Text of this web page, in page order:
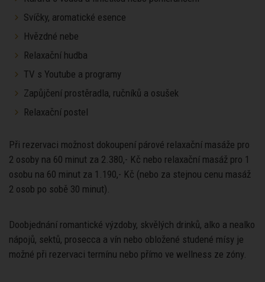
Svíčky, aromatické esence
Hvězdné nebe
Relaxační hudba
TV s Youtube a programy
Zapůjčení prostěradla, ručníků a osušek
Relaxační postel
Při rezervaci možnost dokoupení párové relaxační masáže pro
2 osoby na 60 minut za 2.380,- Kč nebo relaxační masáž pro 1
osobu na 60 minut za 1.190,- Kč (nebo za stejnou cenu masáž
2 osob po sobě 30 minut).
Doobjednání romantické výzdoby, skvělých drinků, alko a nealko
nápojů, sektů, prosecca a vín nebo obložené studené mísy je
možné při rezervaci termínu nebo přímo ve wellness ze zóny.